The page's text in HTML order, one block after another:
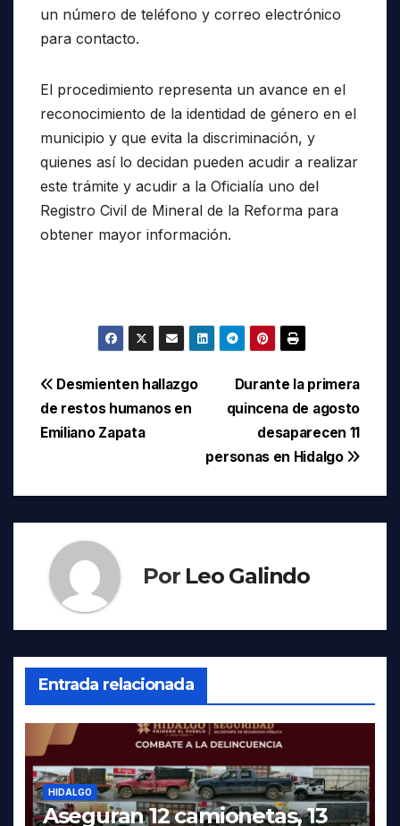
un número de teléfono y correo electrónico
para contacto.
El procedimiento representa un avance en el
reconocimiento de la identidad de género en el
municipio y que evita la discriminación, y
quienes así lo decidan pueden acudir a realizar
este trámite y acudir a la Oficialía uno del
Registro Civil de Mineral de la Reforma para
obtener mayor información.
Navegación
de
Durante la primera
quincena de agosto
desaparecen 11
personas en Hidalgo
Desmienten hallazgo
de restos humanos en
Emiliano Zapata
Por Leo Galindo
Entrada relacionada
HIDALGO
Aseguran 12 camionetas, 13